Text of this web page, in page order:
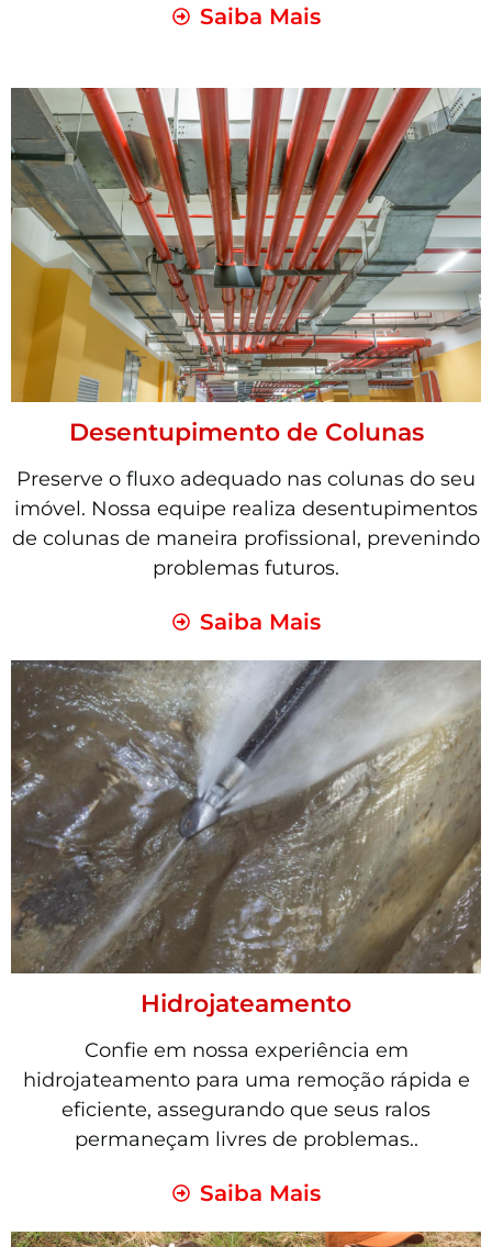
Saiba Mais
Desentupimento de Colunas
Preserve o fluxo adequado nas colunas do seu
imóvel. Nossa equipe realiza desentupimentos
de colunas de maneira profissional, prevenindo
problemas futuros.
Saiba Mais
Hidrojateamento
Confie em nossa experiência em
hidrojateamento para uma remoção rápida e
eficiente, assegurando que seus ralos
permaneçam livres de problemas..
Saiba Mais